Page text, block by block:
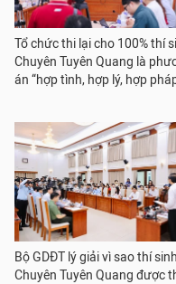
Tổ chức thi lại cho 100% thí
Chuyên Tuyên Quang là
án “hợp tình, hợp lý, hợp
Bộ GDĐT lý giải vì sao thí sinh
Chuyên Tuyên Quang được